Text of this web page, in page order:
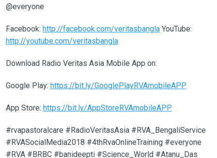
@everyone
Facebook: http://facebook.com/veritasbangla YouTube:
http://youtube.com/veritasbangla
Download Radio Veritas Asia Mobile App on:
Google Play: https://bit.ly/GooglePlayRVAmobileAPP
App Store: https://bit.ly/AppStoreRVAmobileAPP
#rvapastoralcare #RadioVeritasAsia #RVA_BengaliService
#RVASocialMedia2018 #4thRvaOnlineTraining #everyone
#RVA #BRBC #banideepti #Science_World #Atanu_Das